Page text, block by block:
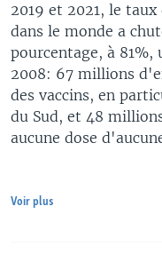
2019 et 2021, le
dans le monde a
pourcentage, à 81%,
2008: 67 millions
des vaccins, en
du Sud, et 48
aucune dose
Voir plus